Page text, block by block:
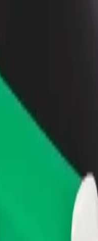
restaurant ou un
plus de clients et
vos revenus
nos services et
Télécharger l'appli